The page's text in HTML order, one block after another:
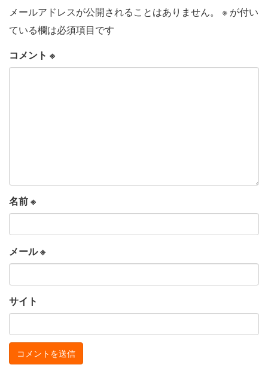
メールアドレスが公開されることはありません。 ※ が付い
ている欄は必須項目です
コメント ※
名前※
メール※
サイト